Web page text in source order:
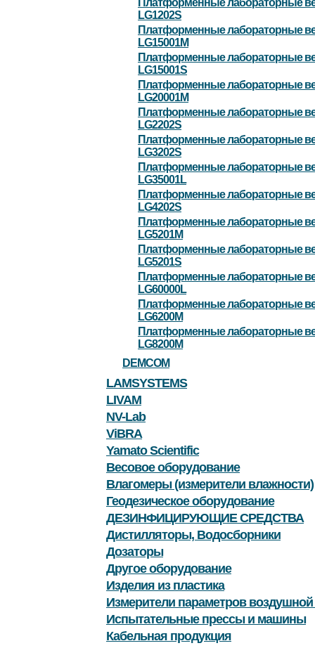
Платформенные лабораторные
LG1202S
Платформенные лабораторные
LG15001M
Платформенные лабораторные
LG15001S
Платформенные лабораторные
LG20001M
Платформенные лабораторные
LG2202S
Платформенные лабораторные
LG3202S
Платформенные лабораторные
LG35001L
Платформенные лабораторные
LG4202S
Платформенные лабораторные
LG5201M
Платформенные лабораторные
LG5201S
Платформенные лабораторные
LG60000L
Платформенные лабораторные
LG6200M
Платформенные лабораторные
LG8200M
DEMCOM
LAMSYSTEMS
LIVAM
NV-Lab
ViBRA
Yamato Scientific
Весовое оборудование
Влагомеры (измерители влажности)
Геодезическое оборудование
ДЕЗИНФИЦИРУЮЩИЕ СРЕДСТВА
Дистилляторы, Водосборники
Дозаторы
Другое оборудование
Изделия из пластика
Измерители параметров
Испытательные прессы и машины
Кабельная продукция